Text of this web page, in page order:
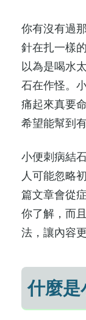
你有沒有過
針在扎一樣
以為是喝水
石在作怪。
痛起來真要
希望能幫到
小便刺病結
人可能忽略
篇文章會從
你了解，而
法，讓內容
什麼是